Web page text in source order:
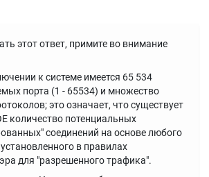
этот ответ, примите во внимание
к системе имеется 65 534
порта (1 - 65534) и множество
это означает, что существует
потенциальных
соединений на основе любого
в правилах
для "разрешенного трафика".